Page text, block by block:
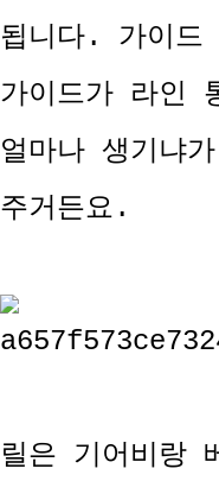
됩니다. 가이드
가이드가 라인
얼마나 생기냐
주거든요.
릴은 기어비랑